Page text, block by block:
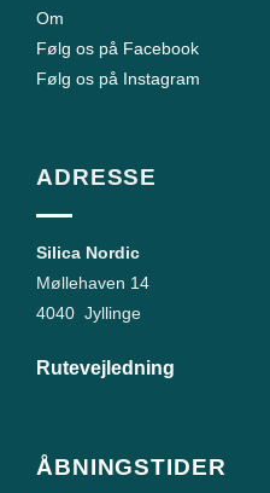
Om
Følg os på Facebook
Følg os på Instagram
ADRESSE
Silica Nordic
Møllehaven 14
4040 Jyllinge
Rutevejledning
ÅBNINGSTIDER